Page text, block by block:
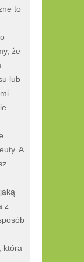
to
że
lub
A
z
która